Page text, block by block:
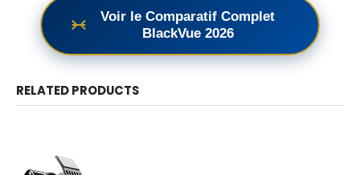
Voir le Comparatif Complet
BlackVue 2026
RELATED PRODUCTS